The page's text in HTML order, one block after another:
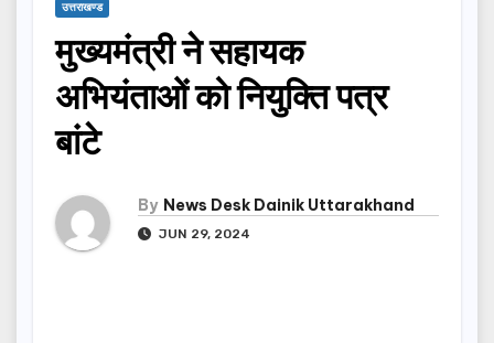
उत्तराखण्ड
मुख्यमंत्री ने सहायक
अभियंताओं को नियुक्ति पत्र
बांटे
By News Desk Dainik Uttarakhand
JUN 29, 2024